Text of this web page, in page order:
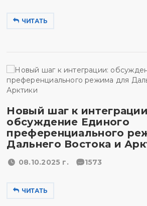
ЧИТАТЬ
Новый шаг к
обсуждение Единого
преференциального
Дальнего Востока и
08.10.2025 г. 1573
ЧИТАТЬ